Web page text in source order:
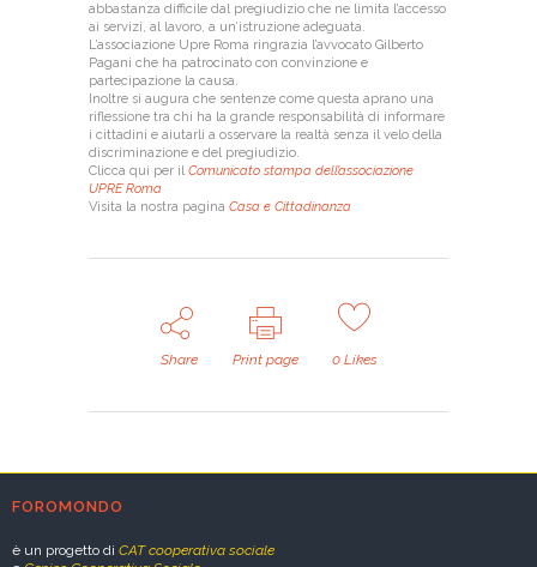
abbastanza difficile dal pregiudizio che ne limita l’accesso
ai servizi, al lavoro, a un’istruzione adeguata.
L’associazione Upre Roma ringrazia l’avvocato Gilberto
Pagani che ha patrocinato con convinzione e
partecipazione la causa.
Inoltre si augura che sentenze come questa aprano una
riflessione tra chi ha la grande responsabilità di informare
i cittadini e aiutarli a osservare la realtà senza il velo della
discriminazione e del pregiudizio.
Clicca qui per il Comunicato stampa dell’associazione
UPRE Roma
Visita la nostra pagina Casa e Cittadinanza
Share Print page 0Likes
FOROMONDO
è un progetto di CAT cooperativa sociale